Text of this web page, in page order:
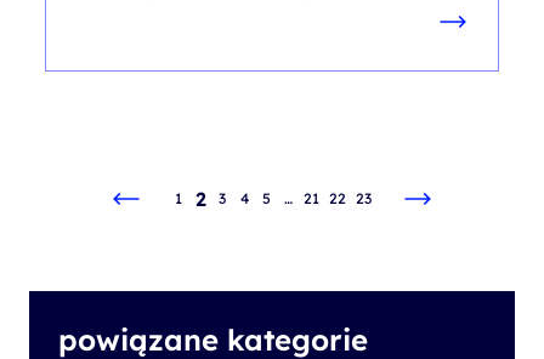
powiązane kategorie
1 2 3 4 5 … 21 22 23